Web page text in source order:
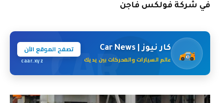
في شركة فولكس فاجن
CAR كار نيوز | Car News
عالم السيارات والمحركات بين يديك
تصفح الموقع الآن
caar.xyz